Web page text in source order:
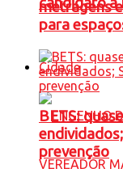
Cidade
metragens
para
BETS:
prevenção